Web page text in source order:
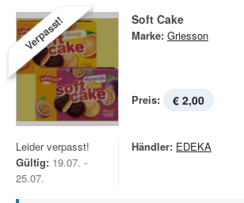
Verpasst! Soft Cake
Marke: Griesson
Preis: € 2,00
Leider verpasst!
Gültig: 19.07. -
25.07.
Händler: EDEKA